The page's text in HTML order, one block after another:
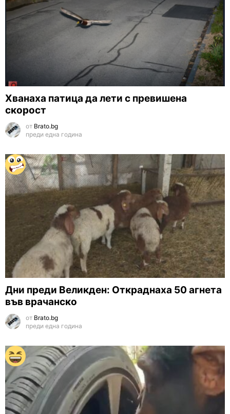
Хванаха патица да лети с превишена
скорост
от Brato.bg
преди една година
Дни преди Великден: Откраднаха 50 агнета
във врачанско
от Brato.bg
преди една година